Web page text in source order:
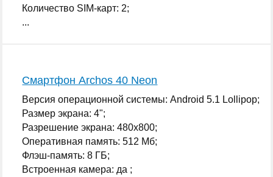
Количество SIM-карт: 2;
...
Смартфон Archos 40 Neon
Версия операционной системы: Android 5.1 Lollipop;
Размер экрана: 4";
Разрешение экрана: 480x800;
Оперативная память: 512 Мб;
Флэш-память: 8 ГБ;
Встроенная камера: да ;